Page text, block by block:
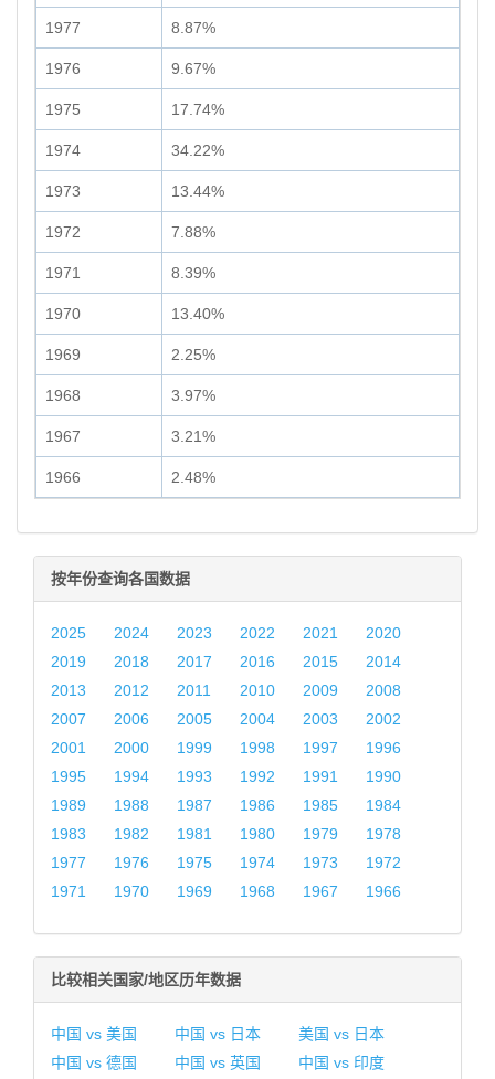
1977 8.87%
1976 9.67%
1975 17.74%
1974 34.22%
1973 13.44%
1972 7.88%
1971 8.39%
1970 13.40%
1969 2.25%
1968 3.97%
1967 3.21%
1966 2.48%
按年份查询各国数据
2025 2024 2023 2022 2021
2020
2019
2018 2017 2016 2015
2014
2013
2012 2011 2010 2009
2008
2007
2006 2005 2004 2003
2002
2001
2000 1999 1998 1997
1996
1995
1994 1993 1992 1991
1990
1989
1988 1987 1986 1985
1984
1983
1982 1981 1980 1979
1978
1977
1976 1975 1974 1973
1972
1971
1970 1969 1968 1967 1966
比较相关国家/地区历年数据
中国 vs 美国 中国 vs 日本
美国 vs 日本
中国 vs 德国
中国 vs 英国
中国 vs 印度